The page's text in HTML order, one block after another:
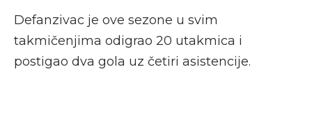
Defanzivac je ove sezone u svim
takmičenjima odigrao 20 utakmica i
postigao dva gola uz četiri asistencije.